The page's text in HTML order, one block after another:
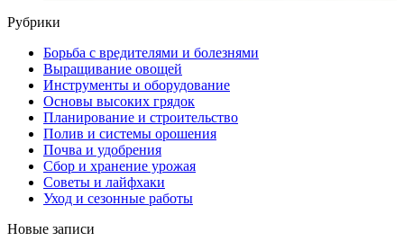
Рубрики
Борьба с вредителями и болезнями
Выращивание овощей
Инструменты и оборудование
Основы высоких грядок
Планирование и строительство
Полив и системы орошения
Почва и удобрения
Сбор и хранение урожая
Советы и лайфхаки
Уход и сезонные работы
Новые записи